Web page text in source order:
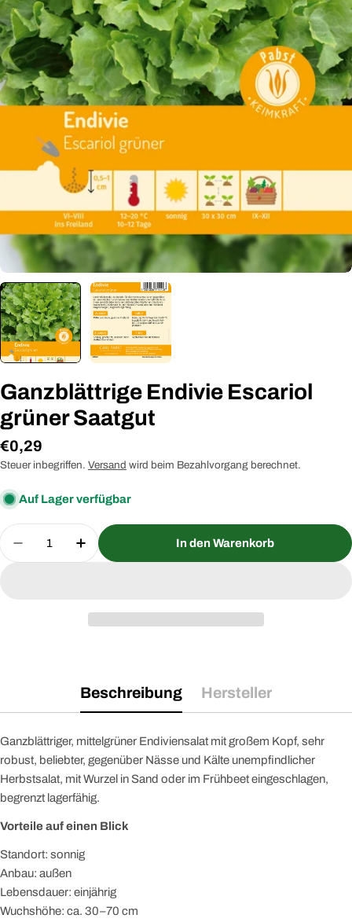
Sie das Medium 0 im Modalformat
Ganzblättrige Endivie Escariol
grüner Saatgut
Regulärer
Preis
€0,29
Steuer inbegriffen. Versand wird beim Bezahlvorgang berechnet.
Auf Lager verfügbar
Menge
Menge für Ganzblättrige Endivie Escariol grüner
Menge für Ganzblättrige Endivie
In den Warenkorb
Beschreibung Hersteller
Ganzblättriger, mittelgrüner Endiviensalat mit großem Kopf, sehr
robust, beliebter, gegenüber Nässe und Kälte unempfindlicher
Herbstsalat, mit Wurzel in Sand oder im Frühbeet eingeschlagen,
begrenzt lagerfähig.
Vorteile auf einen Blick
Standort: sonnig
Anbau: außen
Lebensdauer: einjährig
Wuchshöhe: ca. 30–70 cm